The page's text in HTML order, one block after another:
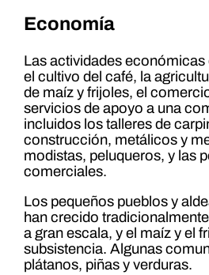
Economía
Las actividades
el cultivo del café, la
de maíz y frijoles, el
servicios de apoyo a una
incluidos los talleres de
construcción, metálicos y
modistas, peluqueros, y las
comerciales.
Los pequeños pueblos y
han crecido
a gran escala, y el maíz y el
subsistencia. Algunas
plátanos, piñas y verduras.